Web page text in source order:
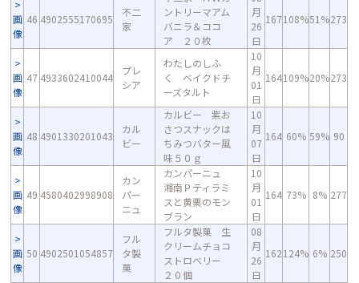
画
像
46 4902555170695
不二
家
ントリーマアム
バニラ＆ココ
ア ２０枚
月
26
日
167108%51%273
画
像
47 4933602410044
プレ
シア
わたしのしふ
く ベイクドチ
ーズタルト
10
月
01
日
164109%20%273
画
像
48 4901330201043
カル
ビー
カルビー 紫お
さつスナックは
ちみつバター風
味５０ｇ
10
月
07
日
164 60% 59% 90
画
像
49 4580402998908
カン
パー
ニュ
カンパーニュ
湘南Ｐティラミ
スと黄栗のモン
ブラン
10
月
01
日
164 73% 8% 277
画
像
50 4902501054857
フル
タ製
菓
フルタ製菓 生
クリームチョコ
ストロベリー
２０個
08
月
26
日
162124% 6% 250